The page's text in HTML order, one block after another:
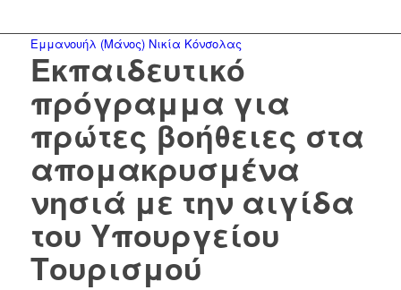
Εμμανουήλ (Μάνος) Νικία Κόνσολας
Εκπαιδευτικό
πρόγραμμα για
πρώτες βοήθειες στα
απομακρυσμένα
νησιά με την αιγίδα
του Υπουργείου
Τουρισμού